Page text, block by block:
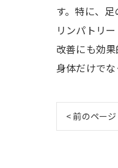
す。特に、
リンパトリ
改善にも効
身体だけで
< 前のページ